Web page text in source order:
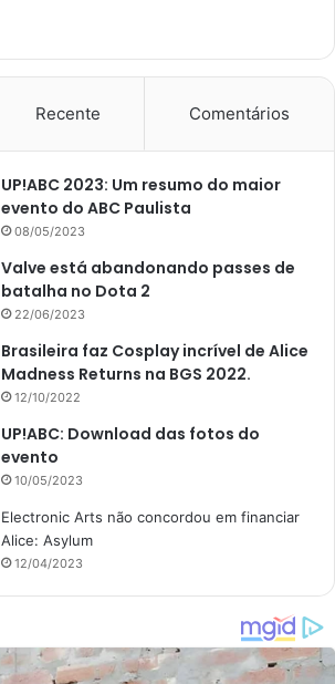
Recente Comentários
UP!ABC 2023: Um resumo do maior
evento do ABC Paulista
08/05/2023
Valve está abandonando passes de
batalha no Dota 2
22/06/2023
Brasileira faz Cosplay incrível de Alice
Madness Returns na BGS 2022.
12/10/2022
UP!ABC: Download das fotos do
evento
10/05/2023
Electronic Arts não concordou em financiar
Alice: Asylum
12/04/2023